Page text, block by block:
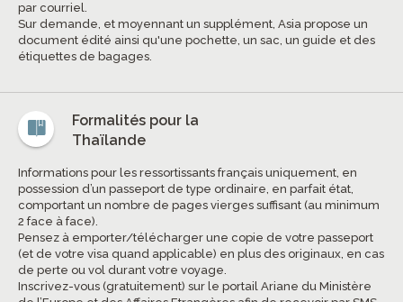
par courriel.
Sur demande, et moyennant un supplément, Asia propose un
document édité ainsi qu'une pochette, un sac, un guide et des
étiquettes de bagages.
Formalités pour la
Thaïlande
Informations pour les ressortissants français uniquement, en
possession d’un passeport de type ordinaire, en parfait état,
comportant un nombre de pages vierges suffisant (au minimum
2 face à face).
Pensez à emporter/télécharger une copie de votre passeport
(et de votre visa quand applicable) en plus des originaux, en cas
de perte ou vol durant votre voyage.
Inscrivez-vous (gratuitement) sur le portail Ariane du Ministère